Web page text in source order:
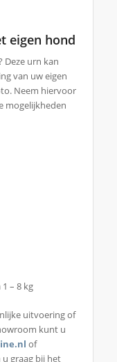
eigen hond
Deze urn kan
van uw eigen
Neem hiervoor
mogelijkheden
1 – 8 kg
uitvoering of
kunt u
of
u graag bij het